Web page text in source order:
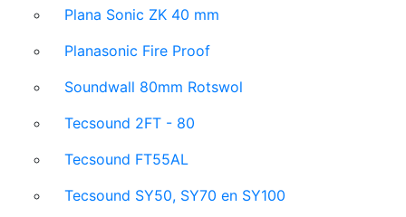
Plana Sonic ZK 40 mm
Planasonic Fire Proof
Soundwall 80mm Rotswol
Tecsound 2FT - 80
Tecsound FT55AL
Tecsound SY50, SY70 en SY100